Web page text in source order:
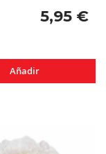
5,95 €
Añadir